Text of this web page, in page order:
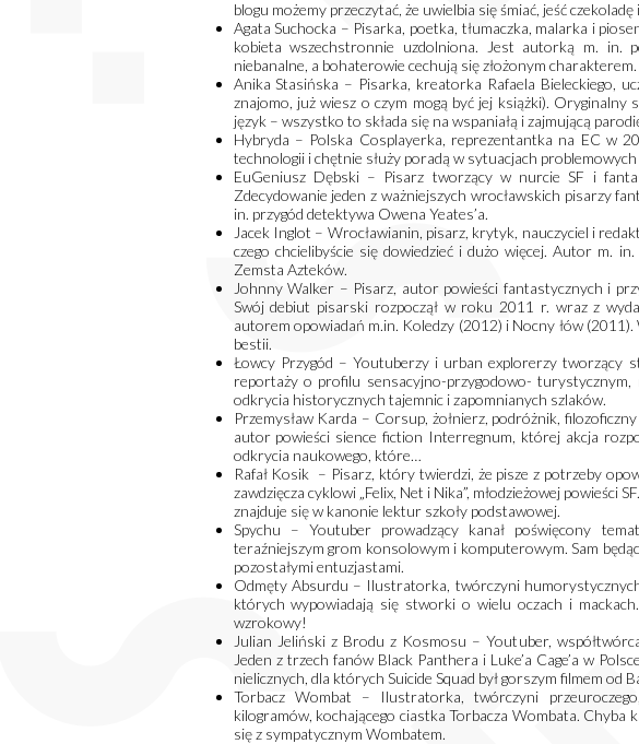
blogu możemy przeczytać, że uwielbia się śmiać, jeść
Agata Suchocka – Pisarka, poetka, tłumaczka, malarka i
kobieta wszechstronnie uzdolniona. Jest autorką m. in.
niebanalne, a bohaterowie cechują się złożonym charakterem.
Anika Stasińska – Pisarka, kreatorka Rafaela Bieleckiego,
znajomo, już wiesz o czym mogą być jej książki).
język – wszystko to składa się na wspaniałą i zajmującą
Hybryda – Polska Cosplayerka, reprezentantka na EC w
technologii i chętnie służy poradą w sytuacjach problemowych
EuGeniusz Dębski – Pisarz tworzący w nurcie SF i
Zdecydowanie jeden z ważniejszych wrocławskich pisarzy
in. przygód detektywa Owena Yeates’a.
Jacek Inglot – Wrocławianin, pisarz, krytyk, nauczyciel i
czego chcielibyście się dowiedzieć i dużo więcej. Autor m.
Zemsta Azteków.
Johnny Walker – Pisarz, autor powieści fantastycznych i
Swój debiut pisarski rozpoczął w roku 2011 r. wraz z
autorem opowiadań m.in. Koledzy (2012) i Nocny łów
bestii.
Łowcy Przygód – Youtuberzy i urban explorerzy tworzący
reportaży o profilu sensacyjno-przygodowo- turystycznym,
odkrycia historycznych tajemnic i zapomnianych szlaków.
Przemysław Karda – Corsup, żołnierz, podróżnik,
autor powieści sience fiction Interregnum, której akcja
odkrycia naukowego, które…
Rafał Kosik – Pisarz, który twierdzi, że pisze z potrzeby
zawdzięcza cyklowi „Felix, Net i Nika”, młodzieżowej powieści
znajduje się w kanonie lektur szkoły podstawowej.
Spychu – Youtuber prowadzący kanał poświęcony
teraźniejszym grom konsolowym i komputerowym. Sam
pozostałymi entuzjastami.
Odmęty Absurdu – Ilustratorka, twórczyni
których wypowiadają się stworki o wielu oczach i
wzrokowy!
Julian Jeliński z Brodu z Kosmosu – Youtuber,
Jeden z trzech fanów Black Panthera i Luke’a Cage’a w
nielicznych, dla których Suicide Squad był gorszym filmem od
Torbacz Wombat – Ilustratorka, twórczyni
kilogramów, kochającego ciastka Torbacza Wombata. Chyba
się z sympatycznym Wombatem.